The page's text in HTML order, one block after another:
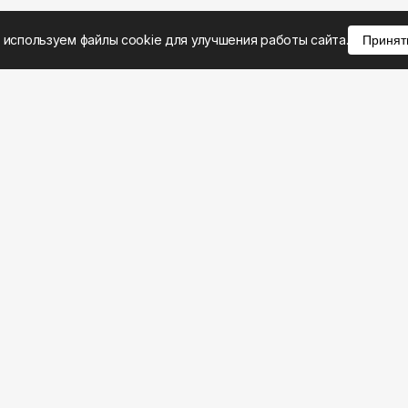
файлы cookie для улучшения работы сайта.